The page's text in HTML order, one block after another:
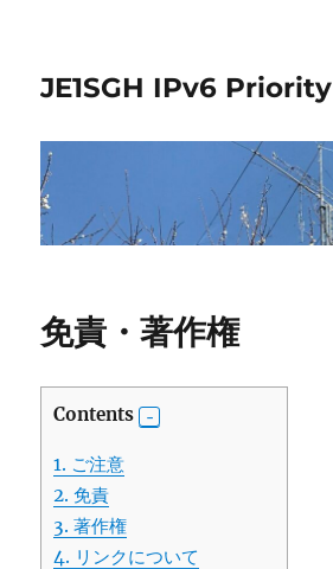
JE1SGH IPv6 Priority
免責・著作権
Contents
1. ご注意
2. 免責
3. 著作権
4. リンクについて